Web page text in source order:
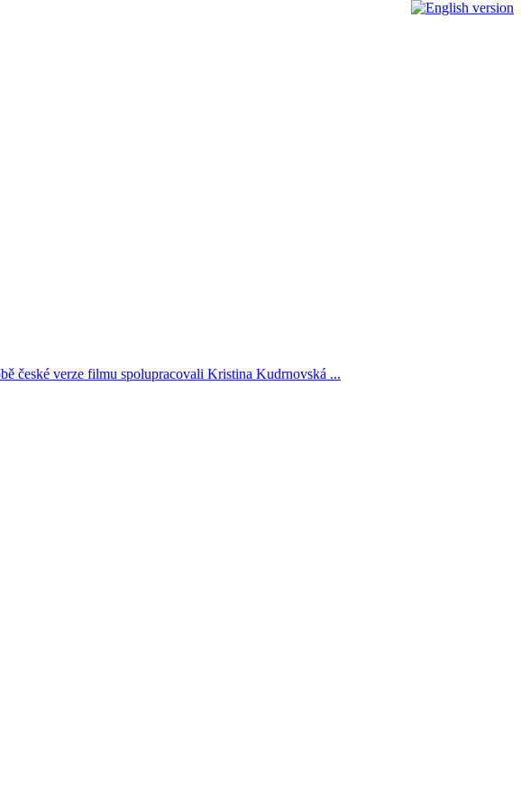
české verze filmu spolupracovali Kristina Kudrnovská ...